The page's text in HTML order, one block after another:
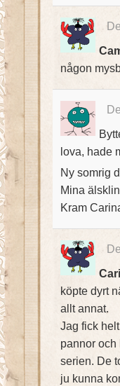
någon
lova, hade
Ny somrig
Mina
Kram
köpte dyrt
allt annat.
Jag fick
pannor och
serien. De
ju kunna